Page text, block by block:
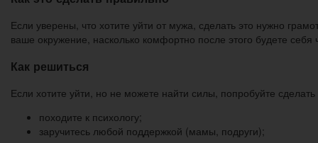
Если уверены, что хотите уйти от мужа, сделать это нужно
ваше окружение, насколько комфортно после этого будете себя
Как решиться
Если хотите уйти, но не можете найти силы, попробуйте
походите к психологу;
заручитесь любой поддержкой (мамы, подруги);